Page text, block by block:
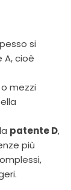
si
cioè
mezzi
patente D,
più